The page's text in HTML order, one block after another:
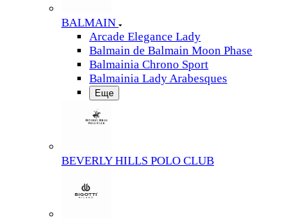
BALMAIN
Arcade Elegance Lady
Balmain de Balmain Moon Phase
Balmainia Chrono Sport
Balmainia Lady Arabesques
Еще
BEVERLY HILLS POLO CLUB